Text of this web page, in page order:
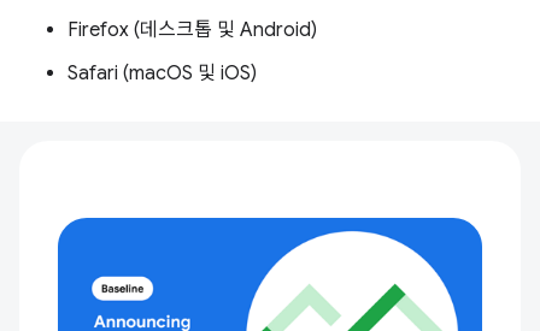
Firefox (데스크톱 및 Android)
Safari (macOS 및 iOS)